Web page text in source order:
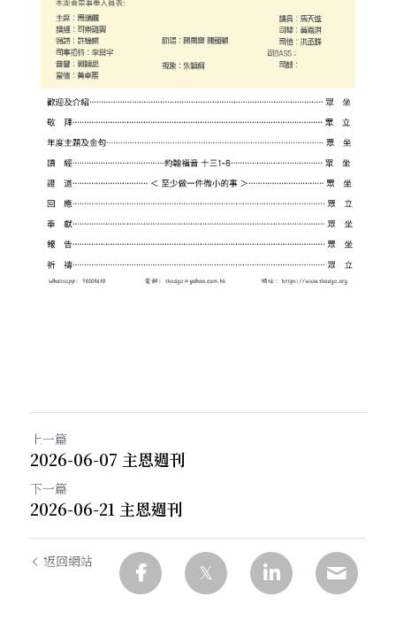
上一篇
2026-06-07 主恩週刊
下一篇
2026-06-21 主恩週刊
返回網站